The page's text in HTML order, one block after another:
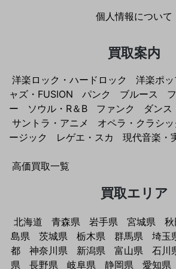
個人情報について
買取案内
洋楽ロック・ハードロック 洋楽ポッ
ャズ・FUSION
パンク ブルース
ー
ソウル・R＆B ファンク
ダンス
サントラ・アニメ
オペラ・クラシッ
ージック
レゲエ・スカ 現代音楽・
高価買取一覧
買取エリア
北海道 青森県 岩手県 宮城県
島県
茨城県 栃木県 群馬県 埼玉
都
神奈川県 新潟県 富山県 石川
県
長野県 岐阜県 静岡県 愛知県